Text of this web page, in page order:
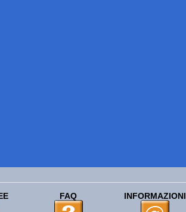
FAQ INFORMAZIONI